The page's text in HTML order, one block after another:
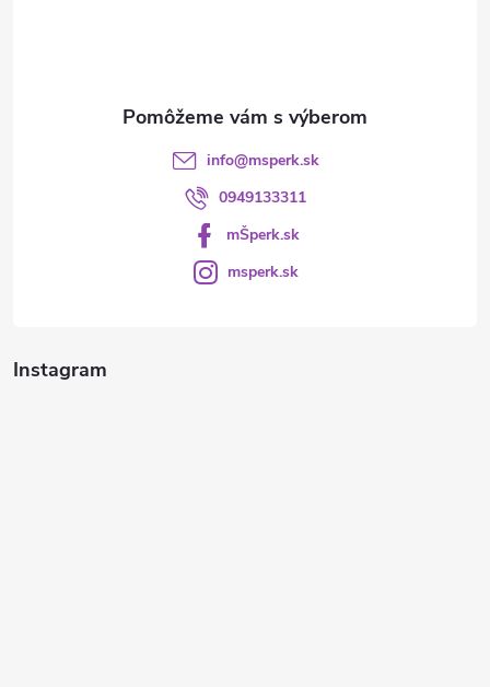
Instagram
info@msperk.sk
0949133311
mŠperk.sk
msperk.sk